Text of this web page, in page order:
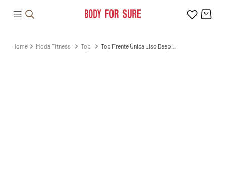
Moda Fitness Top
Top Frente Única Liso Deep